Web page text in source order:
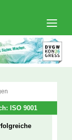
ISO 9001